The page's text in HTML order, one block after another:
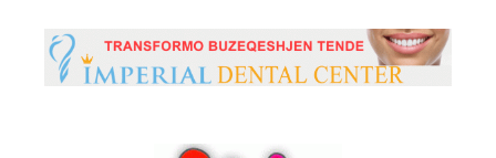
content